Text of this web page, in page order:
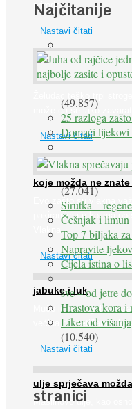
prirodne ...
Nastavi čitati
Želudac teško trpi
može ga se lako
Nastavi čitati
koje možda ne
Evo zašto su vlakna
pakiranjima u kojima
Vlakna ...
Nastavi čitati
jabuke i luk
Muče li vas tegobe
većina dijabetičara u
Nastavi čitati
ulje sprječava
Maslinovo ulje, kao
Najčitanije
(49.857)
25 razloga
Domaći lijekovi
(27.041)
Sirutka –
Češnjak i
Top 7 biljaka
Napravite
Cijela istina o
sve – od jetre
Hrastova kora i
Liker od
(10.540)
stranici